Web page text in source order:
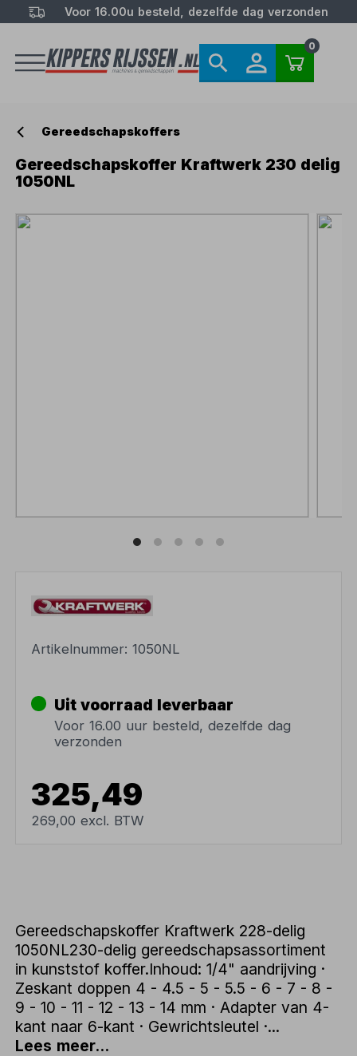
Voor 16.00u besteld, dezelfde dag verzonden
0
Gereedschapskoffers
Gereedschapskoffer Kraftwerk 230 delig
1050NL
Artikelnummer:1050NL
Uit voorraad leverbaar
Voor 16.00 uur besteld, dezelfde dag
verzonden
325,49
269,00 excl. BTW
Gereedschapskoffer Kraftwerk 228-delig
1050NL230-delig gereedschapsassortiment
in kunststof koffer.Inhoud: 1/4" aandrijving ·
Zeskant doppen 4 - 4.5 - 5 - 5.5 - 6 - 7 - 8 -
9 - 10 - 11 - 12 - 13 - 14 mm · Adapter van 4-
kant naar 6-kant · Gewrichtsleutel ·...
Lees meer...